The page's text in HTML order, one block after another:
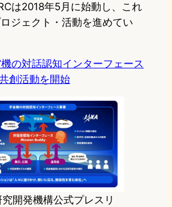
は2018年5月に始動し、これ
ジェクト・活動を進めてい
機の対話認知インターフェース
創活動を開始
開発機構公式プレスリ